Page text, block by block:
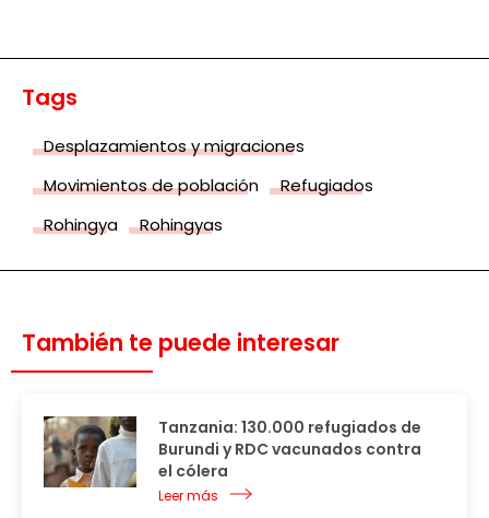
Tags
Desplazamientos y migraciones
Movimientos de población
Refugiados
Rohingya
Rohingyas
También te puede interesar
Tanzania: 130.000 refugiados de
Burundi y RDC vacunados contra
el cólera
Leer más